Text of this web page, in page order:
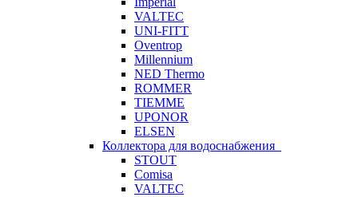
VALTEC
UNI-FITT
Oventrop
Millennium
NED Thermo
ROMMER
TIEMME
UPONOR
ELSEN
Коллектора для водоснабжения
STOUT
Comisa
VALTEC